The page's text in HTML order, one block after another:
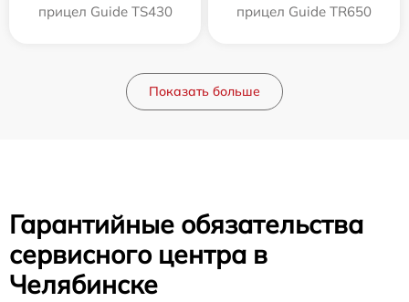
прицел Guide TS430
прицел Guide TR650
Показать больше
Гарантийные обязательства
сервисного центра в
Челябинске